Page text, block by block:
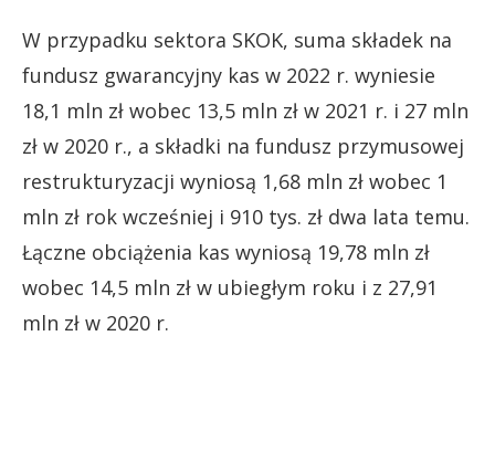
W przypadku sektora SKOK, suma składek na
fundusz gwarancyjny kas w 2022 r. wyniesie
18,1 mln zł wobec 13,5 mln zł w 2021 r. i 27 mln
zł w 2020 r., a składki na fundusz przymusowej
restrukturyzacji wyniosą 1,68 mln zł wobec 1
mln zł rok wcześniej i 910 tys. zł dwa lata temu.
Łączne obciążenia kas wyniosą 19,78 mln zł
wobec 14,5 mln zł w ubiegłym roku i z 27,91
mln zł w 2020 r.